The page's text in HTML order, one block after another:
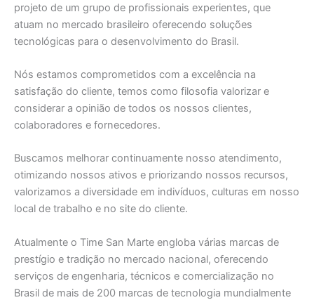
projeto de um grupo de profissionais experientes, que
atuam no mercado brasileiro oferecendo soluções
tecnológicas para o desenvolvimento do Brasil.
Nós estamos comprometidos com a excelência na
satisfação do cliente, temos como filosofia valorizar e
considerar a opinião de todos os nossos clientes,
colaboradores e fornecedores.
Buscamos melhorar continuamente nosso atendimento,
otimizando nossos ativos e priorizando nossos recursos,
valorizamos a diversidade em indivíduos, culturas em nosso
local de trabalho e no site do cliente.
Atualmente o Time San Marte engloba várias marcas de
prestígio e tradição no mercado nacional, oferecendo
serviços de engenharia, técnicos e comercialização no
Brasil de mais de 200 marcas de tecnologia mundialmente